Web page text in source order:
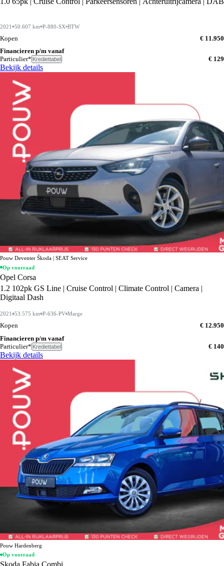
2021 50.607 km P-880-SX BTW
Kopen
€ 11.950
Financieren p/m vanaf
Particulier* Krediettabel € 129
Bekijk details
Pouw Deventer Škoda | SEAT Service
Op voorraad
Opel Corsa
1.2 102pk GS Line | Cruise Control | Climate Control | Camera |
Digitaal Dash
2021 53.575 km P-636-PV Marge
Kopen
€ 12.950
Financieren p/m vanaf
Particulier* Krediettabel € 140
Bekijk details
Pouw Hardenberg
Op voorraad
Skoda Fabia Combi